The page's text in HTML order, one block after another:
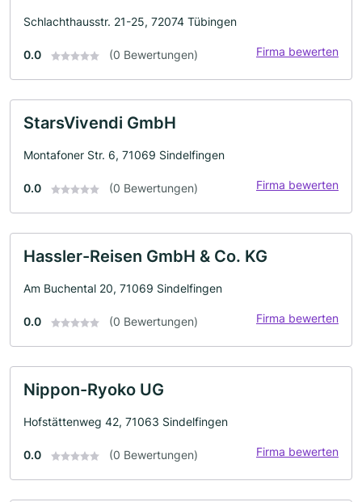
Schlachthausstr. 21-25, 72074 Tübingen
0.0 (0 Bewertungen) Firma bewerten
StarsVivendi GmbH
Montafoner Str. 6, 71069 Sindelfingen
0.0 (0 Bewertungen) Firma bewerten
Hassler-Reisen GmbH & Co. KG
Am Buchental 20, 71069 Sindelfingen
0.0 (0 Bewertungen) Firma bewerten
Nippon-Ryoko UG
Hofstättenweg 42, 71063 Sindelfingen
0.0 (0 Bewertungen) Firma bewerten